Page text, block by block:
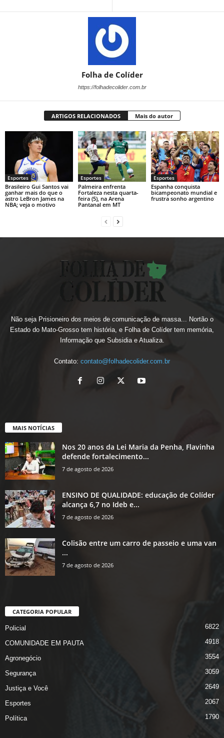
Folha de Colíder
https://folhadecolider.com.br
ARTIGOS RELACIONADOS Mais do autor
Esportes
Brasileiro Gui Santos vai
ganhar mais do que o
astro LeBron James na
NBA; veja o motivo
Esportes
Palmeira enfrenta
Fortaleza nesta quarta-
feira (5), na Arena
Pantanal em MT
Esportes
Espanha conquista
bicampeonato mundial e
frustra sonho argentino
Não seja Prisioneiro dos meios de comunicação de massa... Nortão o
Estado do Mato-Grosso tem história, e Folha de Colíder tem memória,
Informação que Subsidia e Atualiza.
Contato: contato@folhadecolider.com.br
MAIS NOTÍCIAS
Nos 20 anos da Lei Maria da Penha, Flavinha
defende fortalecimento...
7 de agosto de 2026
ENSINO DE QUALIDADE: educação de Colíder
alcança 6,7 no Ideb e...
7 de agosto de 2026
Colisão entre um carro de passeio e uma van
...
7 de agosto de 2026
CATEGORIA POPULAR
Policial 6822
COMUNIDADE EM PAUTA 4918
Agronegócio 3554
Segurança 3059
Justiça e Você 2649
Esportes 2067
Política 1790